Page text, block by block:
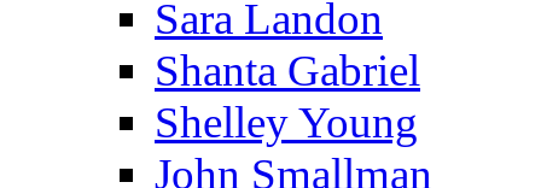
Sara Landon
Shanta Gabriel
Shelley Young
John Smallman